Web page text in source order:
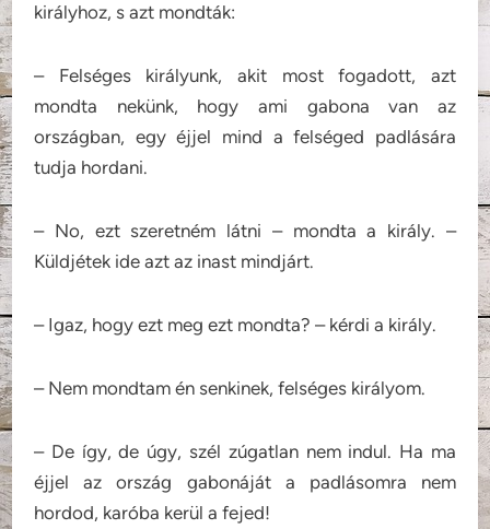
királyhoz, s azt mondták:
– Felséges királyunk, akit most fogadott, azt
mondta nekünk, hogy ami gabona van az
országban, egy éjjel mind a felséged padlására
tudja hordani.
– No, ezt szeretném látni – mondta a király. –
Küldjétek ide azt az inast mindjárt.
– Igaz, hogy ezt meg ezt mondta? – kérdi a király.
– Nem mondtam én senkinek, felséges királyom.
– De így, de úgy, szél zúgatlan nem indul. Ha ma
éjjel az ország gabonáját a padlásomra nem
hordod, karóba kerül a fejed!